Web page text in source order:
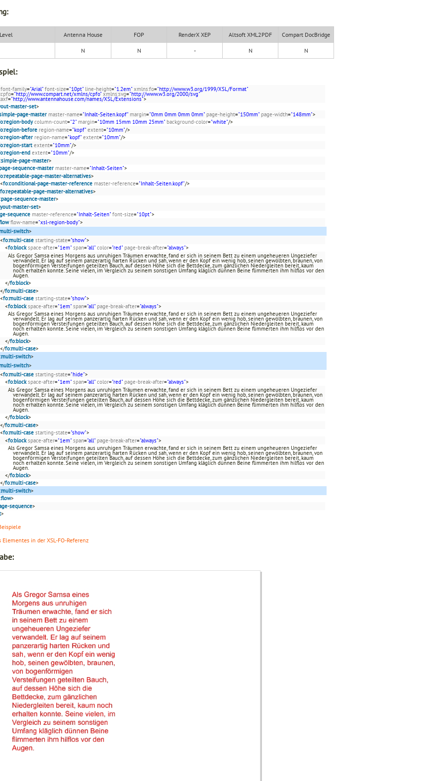
Antenna House FOP RenderX XEP Altsoft XML2PDF Compart DocBridge
N N - N N
font-family="Arial" font-size="10pt" line-height="1.2em" xmlns:fo="http://www.w3.org/1999/XSL/Format"
="http://www.compart.net/xmlns/cpfo" xmlns:svg="http://www.w3.org/2000/svg"
="http://www.antennahouse.com/names/XSL/Extensions">
master-set>
page-master master-name="Inhalt-Seiten.kopf" margin="0mm 0mm 0mm 0mm" page-height="150mm" page-width="148mm">
body column-count="2" margin="10mm 15mm 10mm 25mm" background-color="white"/>
before region-name="kopf" extent="10mm"/>
after region-name="kopf" extent="10mm"/>
start extent="10mm"/>
end extent="10mm"/>
page-master>
sequence-master master-name="Inhalt-Seiten">
page-master-alternatives>
<fo:conditional-page-master-reference master-reference="Inhalt-Seiten.kopf"/>
fo:repeatable-page-master-alternatives>
sequence-master>
master-set>
sequence master-reference="Inhalt-Seiten" font-size="10pt">
flow-name="xsl-region-body">
switch>
<fo:multi-case starting-state="show">
<fo:block space-after="1em" span="all" color="red" page-break-after="always">
Als Gregor Samsa eines Morgens aus unruhigen Träumen erwachte, fand er sich in seinem Bett zu einem ungeheueren Ungeziefer
verwandelt. Er lag auf seinem panzerartig harten Rücken und sah, wenn er den Kopf ein wenig hob, seinen gewölbten, braunen, von
bogenförmigen Versteifungen geteilten Bauch, auf dessen Höhe sich die Bettdecke, zum gänzlichen Niedergleiten bereit, kaum
noch erhalten konnte. Seine vielen, im Vergleich zu seinem sonstigen Umfang kläglich dünnen Beine flimmerten ihm hilflos vor den
Augen.
</fo:block>
</fo:multi-case>
<fo:multi-case starting-state="show">
<fo:block space-after="1em" span="all" page-break-after="always">
Als Gregor Samsa eines Morgens aus unruhigen Träumen erwachte, fand er sich in seinem Bett zu einem ungeheueren Ungeziefer
verwandelt. Er lag auf seinem panzerartig harten Rücken und sah, wenn er den Kopf ein wenig hob, seinen gewölbten, braunen, von
bogenförmigen Versteifungen geteilten Bauch, auf dessen Höhe sich die Bettdecke, zum gänzlichen Niedergleiten bereit, kaum
noch erhalten konnte. Seine vielen, im Vergleich zu seinem sonstigen Umfang kläglich dünnen Beine flimmerten ihm hilflos vor den
Augen.
</fo:block>
</fo:multi-case>
switch>
switch>
<fo:multi-case starting-state="hide">
<fo:block space-after="1em" span="all" color="red" page-break-after="always">
Als Gregor Samsa eines Morgens aus unruhigen Träumen erwachte, fand er sich in seinem Bett zu einem ungeheueren Ungeziefer
verwandelt. Er lag auf seinem panzerartig harten Rücken und sah, wenn er den Kopf ein wenig hob, seinen gewölbten, braunen, von
bogenförmigen Versteifungen geteilten Bauch, auf dessen Höhe sich die Bettdecke, zum gänzlichen Niedergleiten bereit, kaum
noch erhalten konnte. Seine vielen, im Vergleich zu seinem sonstigen Umfang kläglich dünnen Beine flimmerten ihm hilflos vor den
Augen.
</fo:block>
</fo:multi-case>
<fo:multi-case starting-state="show">
<fo:block space-after="1em" span="all" page-break-after="always">
Als Gregor Samsa eines Morgens aus unruhigen Träumen erwachte, fand er sich in seinem Bett zu einem ungeheueren Ungeziefer
verwandelt. Er lag auf seinem panzerartig harten Rücken und sah, wenn er den Kopf ein wenig hob, seinen gewölbten, braunen, von
bogenförmigen Versteifungen geteilten Bauch, auf dessen Höhe sich die Bettdecke, zum gänzlichen Niedergleiten bereit, kaum
noch erhalten konnte. Seine vielen, im Vergleich zu seinem sonstigen Umfang kläglich dünnen Beine flimmerten ihm hilflos vor den
Augen.
</fo:block>
</fo:multi-case>
switch>
>
sequence>
>
in der XSL-FO-Referenz